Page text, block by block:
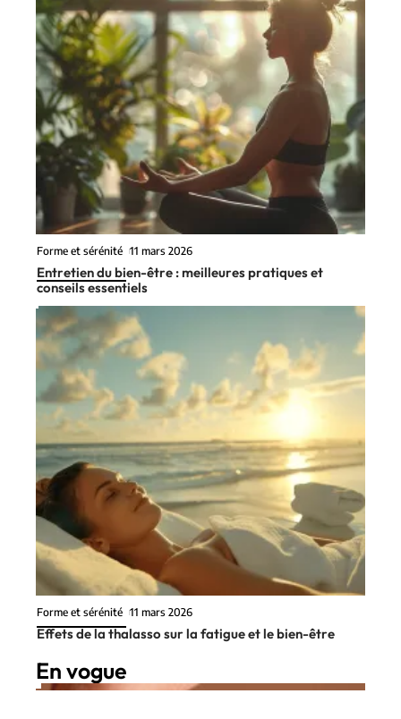
Forme et sérénité 11 mars 2026
Entretien du bien-être : meilleures pratiques et
conseils essentiels
Forme et sérénité 11 mars 2026
Effets de la thalasso sur la fatigue et le bien-être
En vogue